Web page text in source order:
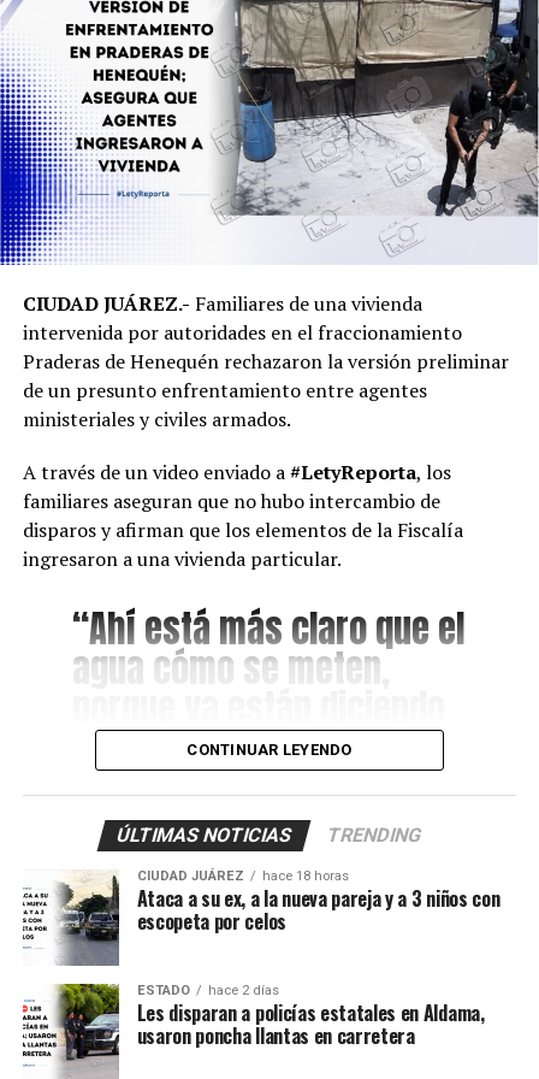
CIUDAD JUÁREZ.- Familiares de una vivienda
intervenida por autoridades en el fraccionamiento
Praderas de Henequén rechazaron la versión preliminar
de un presunto enfrentamiento entre agentes
ministeriales y civiles armados.
A través de un video enviado a#LetyReporta, los
familiares aseguran que no hubo intercambio de
disparos y afirman que los elementos de la Fiscalía
ingresaron a una vivienda particular.
“Ahí está más claro que el
agua cómo se meten,
que fue una denuncia
anónima. Para que
también vea la ciudadanía
que se meten a las casas
de gente normal y luego
los malandros, a gusto”.
De acuerdo con los primeros reportes, elementos del
Grupo Antisecuestro de la Fiscalía General del
CONTINUAR LEYENDO
ÚLTIMAS NOTICIAS TRENDING
CIUDAD JUÁREZ hace 18 horas
Ataca a su ex, a la nueva pareja y a 3 niños con
escopeta por celos
ESTADO hace 2 días
Les disparan a policías estatales en Aldama,
usaron poncha llantas en carretera